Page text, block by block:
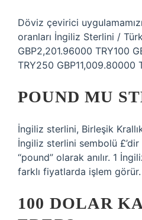
Döviz çevirici
oranları İngiliz Sterlini /
GBP2,201.96000 TRY100
TRY250 GBP11,009.80000
POUND MU
İngiliz sterlini, Birleşik
İngiliz sterlini sembolü £’dir
“pound” olarak anılır. 1
farklı fiyatlarda işlem görür.
100 DOLAR